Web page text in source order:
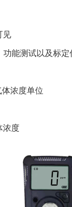
见
功能测试以及标定
浓度单位
浓度